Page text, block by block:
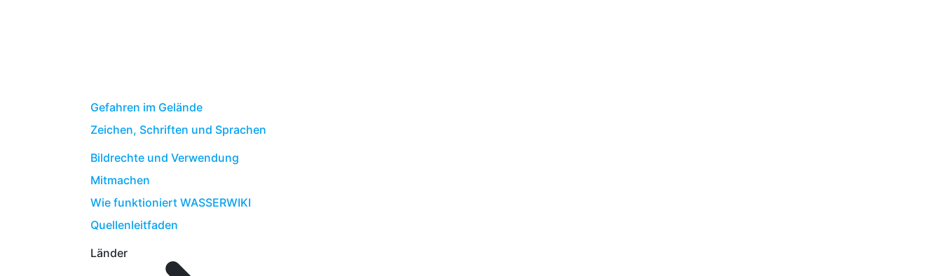
Gefahren im Gelände
Zeichen, Schriften und Sprachen
Bildrechte und Verwendung
Mitmachen
Wie funktioniert WASSERWIKI
Quellenleitfaden
Länder